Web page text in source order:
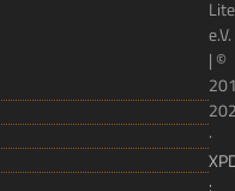
e.V.
| ©
·
: